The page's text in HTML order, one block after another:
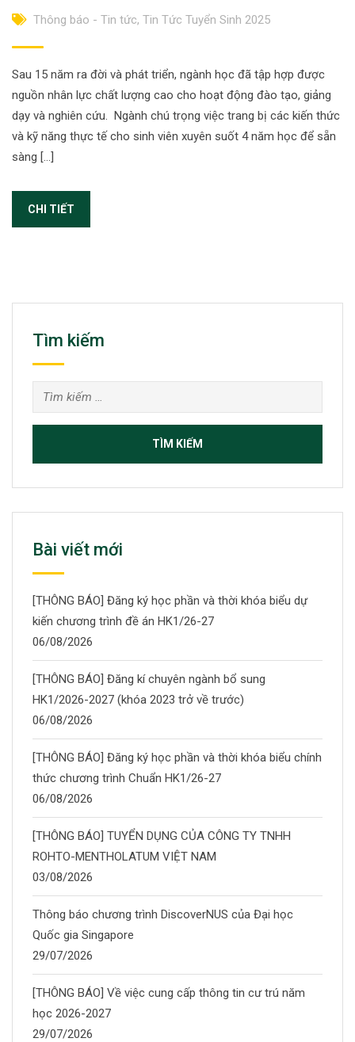
Thông báo - Tin tức, Tin Tức Tuyển Sinh 2025
Sau 15 năm ra đời và phát triển, ngành học đã tập hợp được
nguồn nhân lực chất lượng cao cho hoạt động đào tạo, giảng
dạy và nghiên cứu. Ngành chú trọng việc trang bị các kiến thức
và kỹ năng thực tế cho sinh viên xuyên suốt 4 năm học để sẵn
sàng […]
CHI TIẾT
Tìm kiếm
Tìm
kiếm
Bài viết mới
[THÔNG BÁO] Đăng ký học phần và thời khóa biểu dự
kiến chương trình đề án HK1/26-27
06/08/2026
[THÔNG BÁO] Đăng kí chuyên ngành bổ sung
HK1/2026-2027 (khóa 2023 trở về trước)
06/08/2026
[THÔNG BÁO] Đăng ký học phần và thời khóa biểu chính
thức chương trình Chuẩn HK1/26-27
06/08/2026
[THÔNG BÁO] TUYỂN DỤNG CỦA CÔNG TY TNHH
ROHTO-MENTHOLATUM VIỆT NAM
03/08/2026
Thông báo chương trình DiscoverNUS của Đại học
Quốc gia Singapore
29/07/2026
[THÔNG BÁO] Về việc cung cấp thông tin cư trú năm
học 2026-2027
29/07/2026